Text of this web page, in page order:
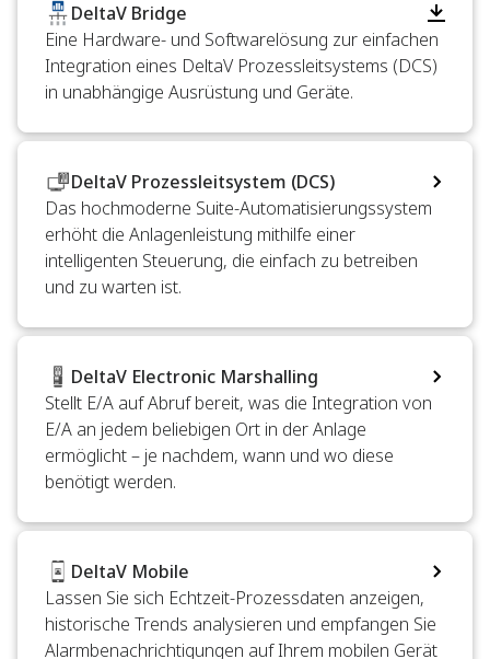
DeltaV Bridge
Eine Hardware- und Softwarelösung zur einfachen
Integration eines DeltaV Prozessleitsystems (DCS)
in unabhängige Ausrüstung und Geräte.
DeltaV Prozessleitsystem (DCS)
Das hochmoderne Suite-Automatisierungssystem
erhöht die Anlagenleistung mithilfe einer
intelligenten Steuerung, die einfach zu betreiben
und zu warten ist.
DeltaV Electronic Marshalling
Stellt E/A auf Abruf bereit, was die Integration von
E/A an jedem beliebigen Ort in der Anlage
ermöglicht – je nachdem, wann und wo diese
benötigt werden.
DeltaV Mobile
Lassen Sie sich Echtzeit-Prozessdaten anzeigen,
historische Trends analysieren und empfangen Sie
Alarmbenachrichtigungen auf Ihrem mobilen Gerät